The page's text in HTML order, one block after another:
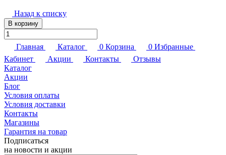
Назад к списку
В корзину
Главная Каталог 0 Корзина 0 Избранные
Кабинет
Акции Контакты
Отзывы
Каталог
Акции
Блог
Условия оплаты
Условия доставки
Контакты
Магазины
Гарантия на товар
Подписаться
на новости и акции